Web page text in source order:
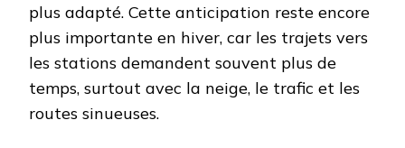
plus adapté. Cette anticipation reste encore
plus importante en hiver, car les trajets vers
les stations demandent souvent plus de
temps, surtout avec la neige, le trafic et les
routes sinueuses.